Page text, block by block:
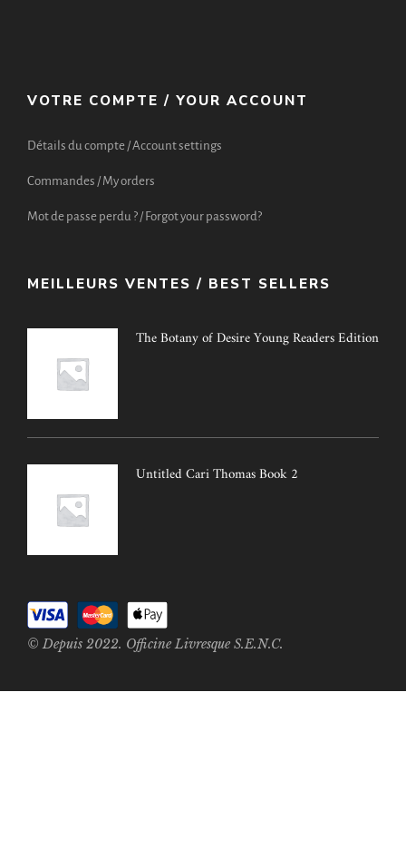
VOTRE COMPTE / YOUR ACCOUNT
Détails du compte / Account settings
Commandes / My orders
Mot de passe perdu ? / Forgot your password?
MEILLEURS VENTES / BEST SELLERS
The Botany of Desire Young Readers Edition
Untitled Cari Thomas Book 2
© Depuis 2022. Officine Livresque S.E.N.C.